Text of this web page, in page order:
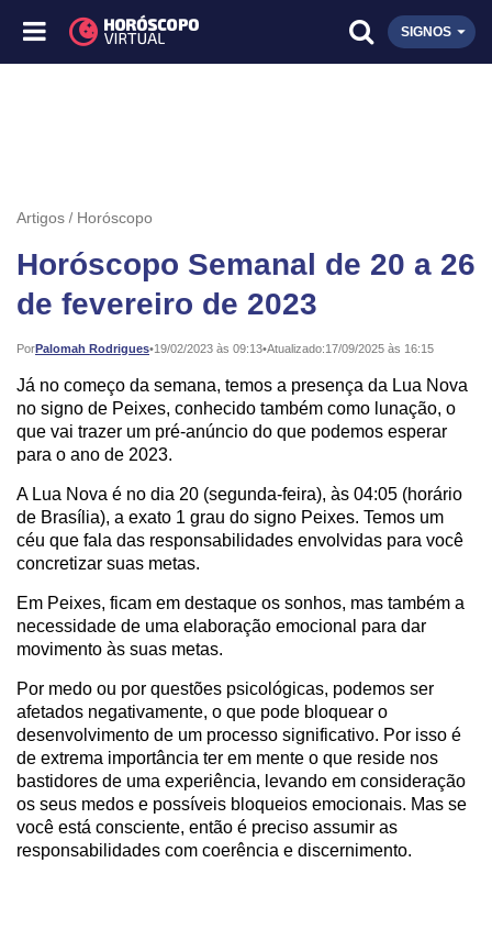
SIGNOS
Artigos Horóscopo
Horóscopo Semanal de 20 a 26
de fevereiro de 2023
PorPalomah Rodrigues•
Publicado: 19/02/2023 às 09:13•Atualizado:17/09/2025 às 16:15
Já no começo da semana, temos a presença da Lua Nova
no signo de Peixes, conhecido também como lunação, o
que vai trazer um pré-anúncio do que podemos esperar
para o ano de 2023.
A Lua Nova é no dia 20 (segunda-feira), às 04:05 (horário
de Brasília), a exato 1 grau do signo Peixes. Temos um
céu que fala das responsabilidades envolvidas para você
concretizar suas metas.
Em Peixes, ficam em destaque os sonhos, mas também a
necessidade de uma elaboração emocional para dar
movimento às suas metas.
Por medo ou por questões psicológicas, podemos ser
afetados negativamente, o que pode bloquear o
desenvolvimento de um processo significativo. Por isso é
de extrema importância ter em mente o que reside nos
bastidores de uma experiência, levando em consideração
os seus medos e possíveis bloqueios emocionais. Mas se
você está consciente, então é preciso assumir as
responsabilidades com coerência e discernimento.